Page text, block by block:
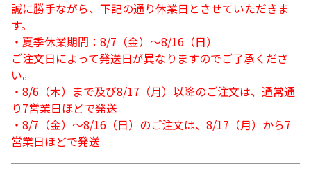
誠に勝手ながら、下記の通り休業日とさせていただきま
す。
・夏季休業期間：8/7（金）～8/16（日）
ご注文日によって発送日が異なりますのでご了承くださ
い。
・8/6（木）まで及び8/17（月）以降のご注文は、通常通
り7営業日ほどで発送
・8/7（金）～8/16（日）のご注文は、8/17（月）から7
営業日ほどで発送